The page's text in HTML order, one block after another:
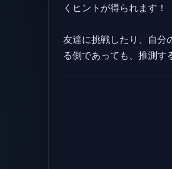
くヒントが得られます！
友達に挑戦したり、自分
る側であっても、推測す